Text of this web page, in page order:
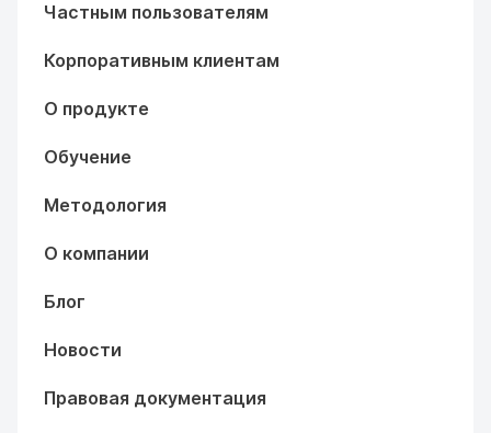
Частным пользователям
Корпоративным клиентам
О продукте
Обучение
Методология
О компании
Блог
Новости
Правовая документация